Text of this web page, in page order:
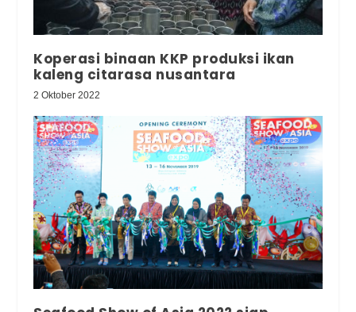
Koperasi binaan KKP produksi ikan
kaleng citarasa nusantara
2 Oktober 2022